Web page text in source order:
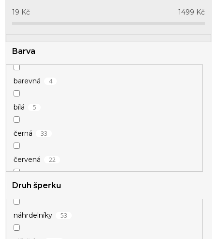
t
ů
19 Kč 1499 Kč
Barva
barevná 4
bílá 5
černá 33
červená 22
duhová 1
fialová 1
Druh šperku
náhrdelníky 53